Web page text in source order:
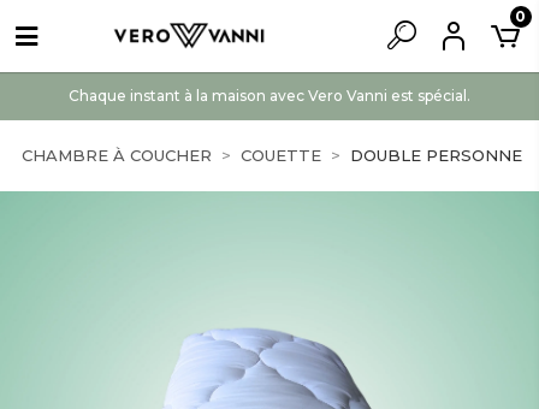
Chaque instant à la maison avec Vero Vanni est spécial.
0
CHAMBRE À COUCHER COUETTE DOUBLE PERSONNE